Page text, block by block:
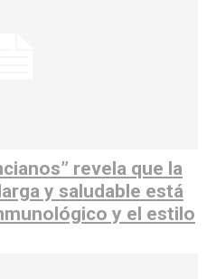
revela que la
y saludable está
y el estilo